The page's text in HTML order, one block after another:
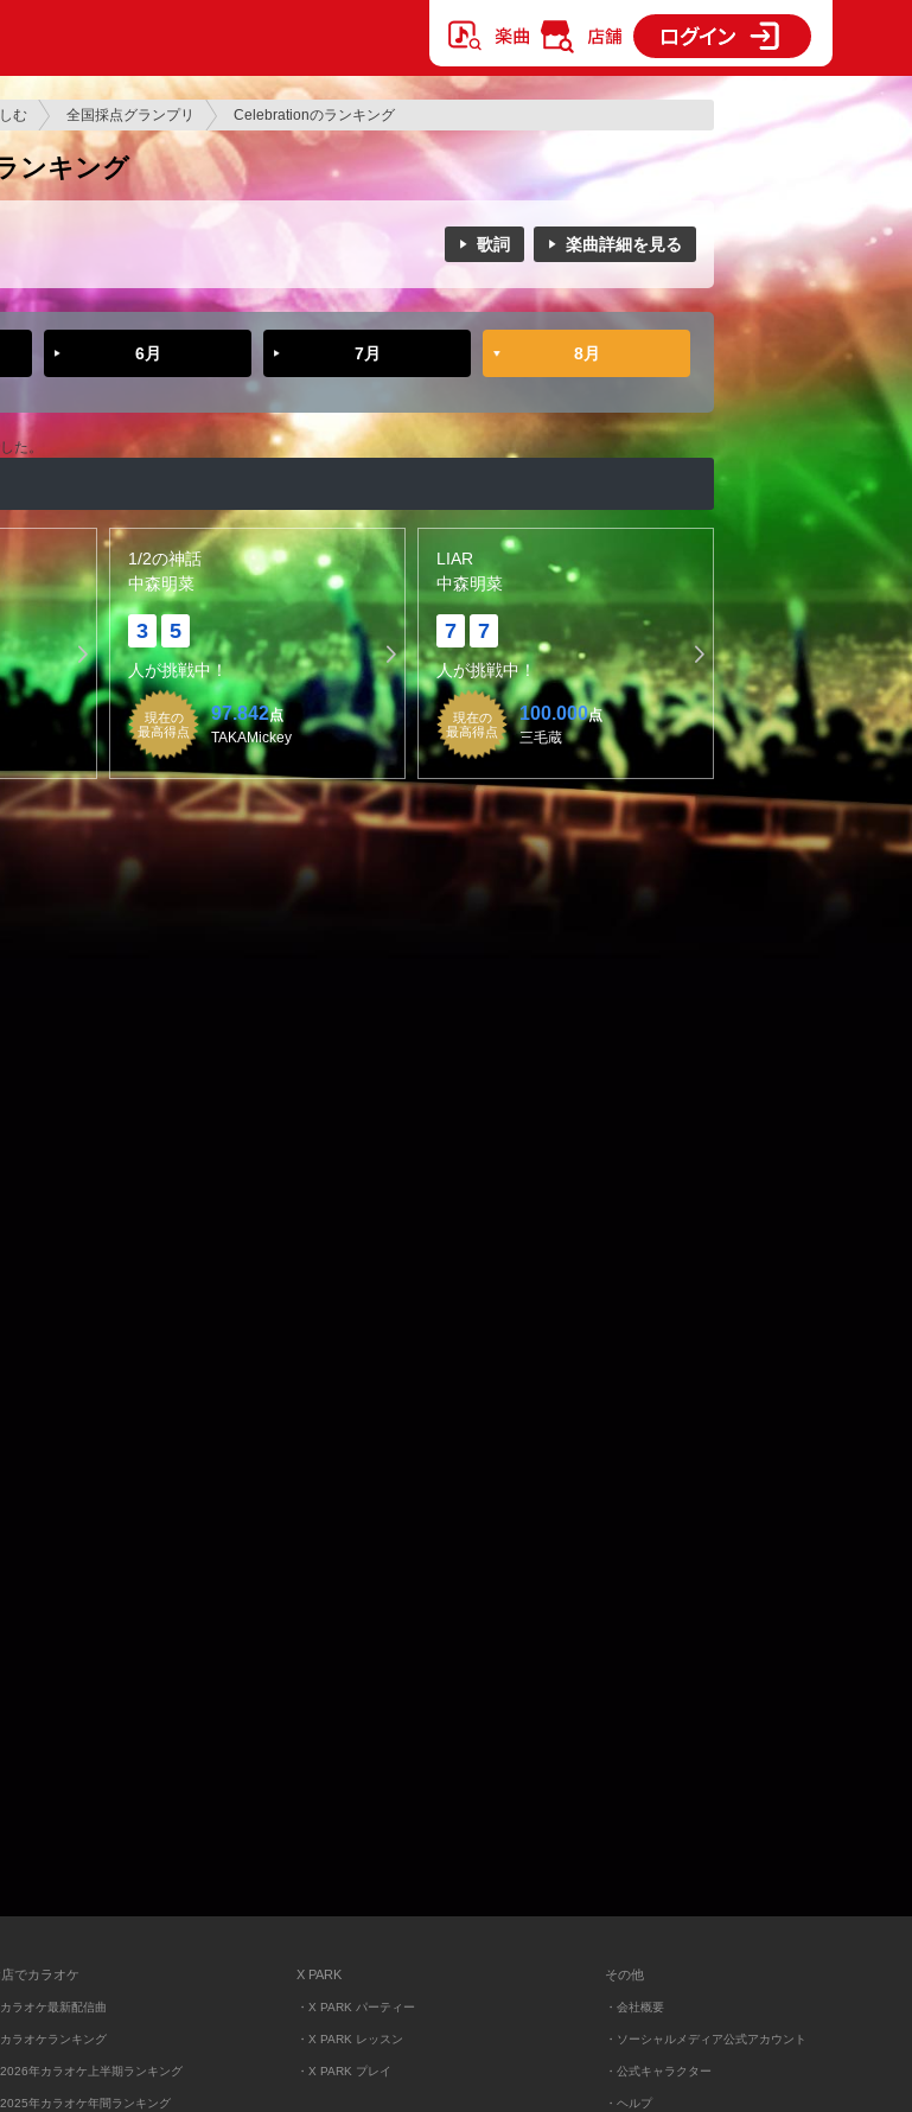
む 全国採点グランプリ Celebrationのランキング
ンキング
歌詞 楽曲詳細を見る
6月 7月 8月
た。
1/2の神話
中森明菜
3 5
人が挑戦中！
現在の
最高得点
97.842点
TAKAMickey
LIAR
中森明菜
7 7
人が挑戦中！
現在の
最高得点
100.000点
三毛蔵
店でカラオケ
カラオケ最新配信曲
カラオケランキング
2026年カラオケ上半期ランキング
2025年カラオケ年間ランキング
X PARK
・X PARK パーティー
・X PARK レッスン
・X PARK プレイ
その他
・会社概要
・ソーシャルメディア公式アカウント
・公式キャラクター
・ヘルプ